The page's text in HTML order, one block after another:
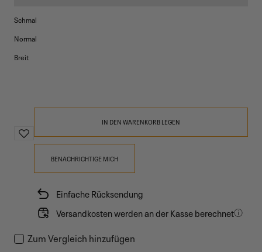
Schmal
Normal
Breit
IN DEN WARENKORB LEGEN
BENACHRICHTIGE MICH
Einfache Rücksendung
Versandkosten werden an der Kasse berechnet
Zum Vergleich hinzufügen